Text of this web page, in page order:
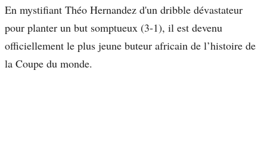
En mystifiant Théo Hernandez d'un dribble dévastateur
pour planter un but somptueux (3-1), il est devenu
officiellement le plus jeune buteur africain de l’histoire de
la Coupe du monde.